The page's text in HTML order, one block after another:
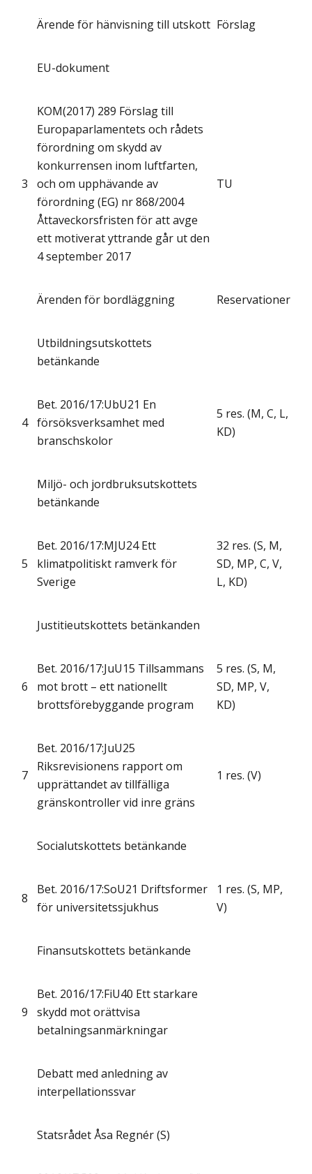
Ärende för hänvisning till utskott Förslag
EU-dokument
3
KOM(2017) 289 Förslag till
Europaparlamentets och rådets
förordning om skydd av
konkurrensen inom luftfarten,
och om upphävande av
förordning (EG) nr 868/2004
Åttaveckorsfristen för att avge
ett motiverat yttrande går ut den
4 september 2017
TU
Ärenden för bordläggning Reservationer
Utbildningsutskottets
betänkande
4
Bet. 2016/17:UbU21 En
försöksverksamhet med
branschskolor
5 res. (M, C, L,
KD)
Miljö- och jordbruksutskottets
betänkande
5
Bet. 2016/17:MJU24 Ett
klimatpolitiskt ramverk för
Sverige
32 res. (S, M,
SD, MP, C, V,
L, KD)
Justitieutskottets betänkanden
6
Bet. 2016/17:JuU15 Tillsammans
mot brott – ett nationellt
brottsförebyggande program
5 res. (S, M,
SD, MP, V,
KD)
7
Bet. 2016/17:JuU25
Riksrevisionens rapport om
upprättandet av tillfälliga
gränskontroller vid inre gräns
1 res. (V)
Socialutskottets betänkande
8
Bet. 2016/17:SoU21 Driftsformer
för universitetssjukhus
1 res. (S, MP,
V)
Finansutskottets betänkande
9
Bet. 2016/17:FiU40 Ett starkare
skydd mot orättvisa
betalningsanmärkningar
Debatt med anledning av
interpellationssvar
Statsrådet Åsa Regnér (S)